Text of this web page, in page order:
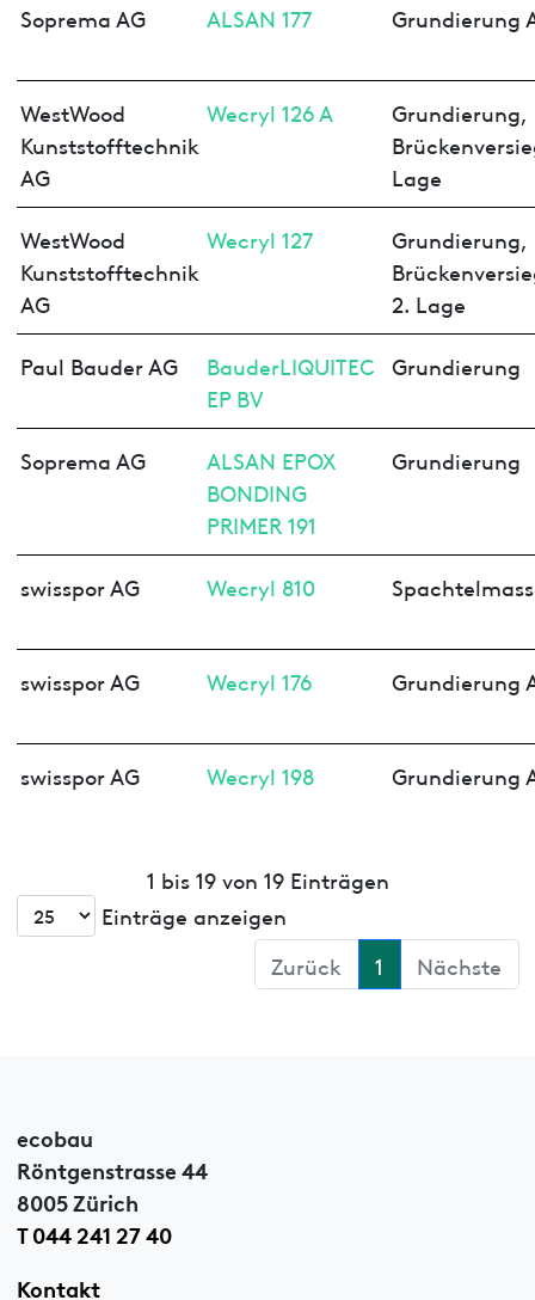
Soprema AG ALSAN 177 Grundierung
WestWood
Kunststofftechnik
AG
Wecryl 126 A
Grundierung,
Lage
WestWood
Kunststofftechnik
AG
Wecryl 127
Grundierung,
2. Lage
Paul Bauder AG
BauderLIQUITEC
EP BV
Grundierung
Soprema AG
ALSAN EPOX
BONDING
PRIMER 191
Grundierung
swisspor AG Wecryl 810
swisspor AG Wecryl 176 Grundierung
swisspor AG Wecryl 198 Grundierung
1 bis 19 von 19 Einträgen
Einträge anzeigen
Zurück
1 Nächste
ecobau
Röntgenstrasse 44
8005 Zürich
T 044 241 27 40
Kontakt